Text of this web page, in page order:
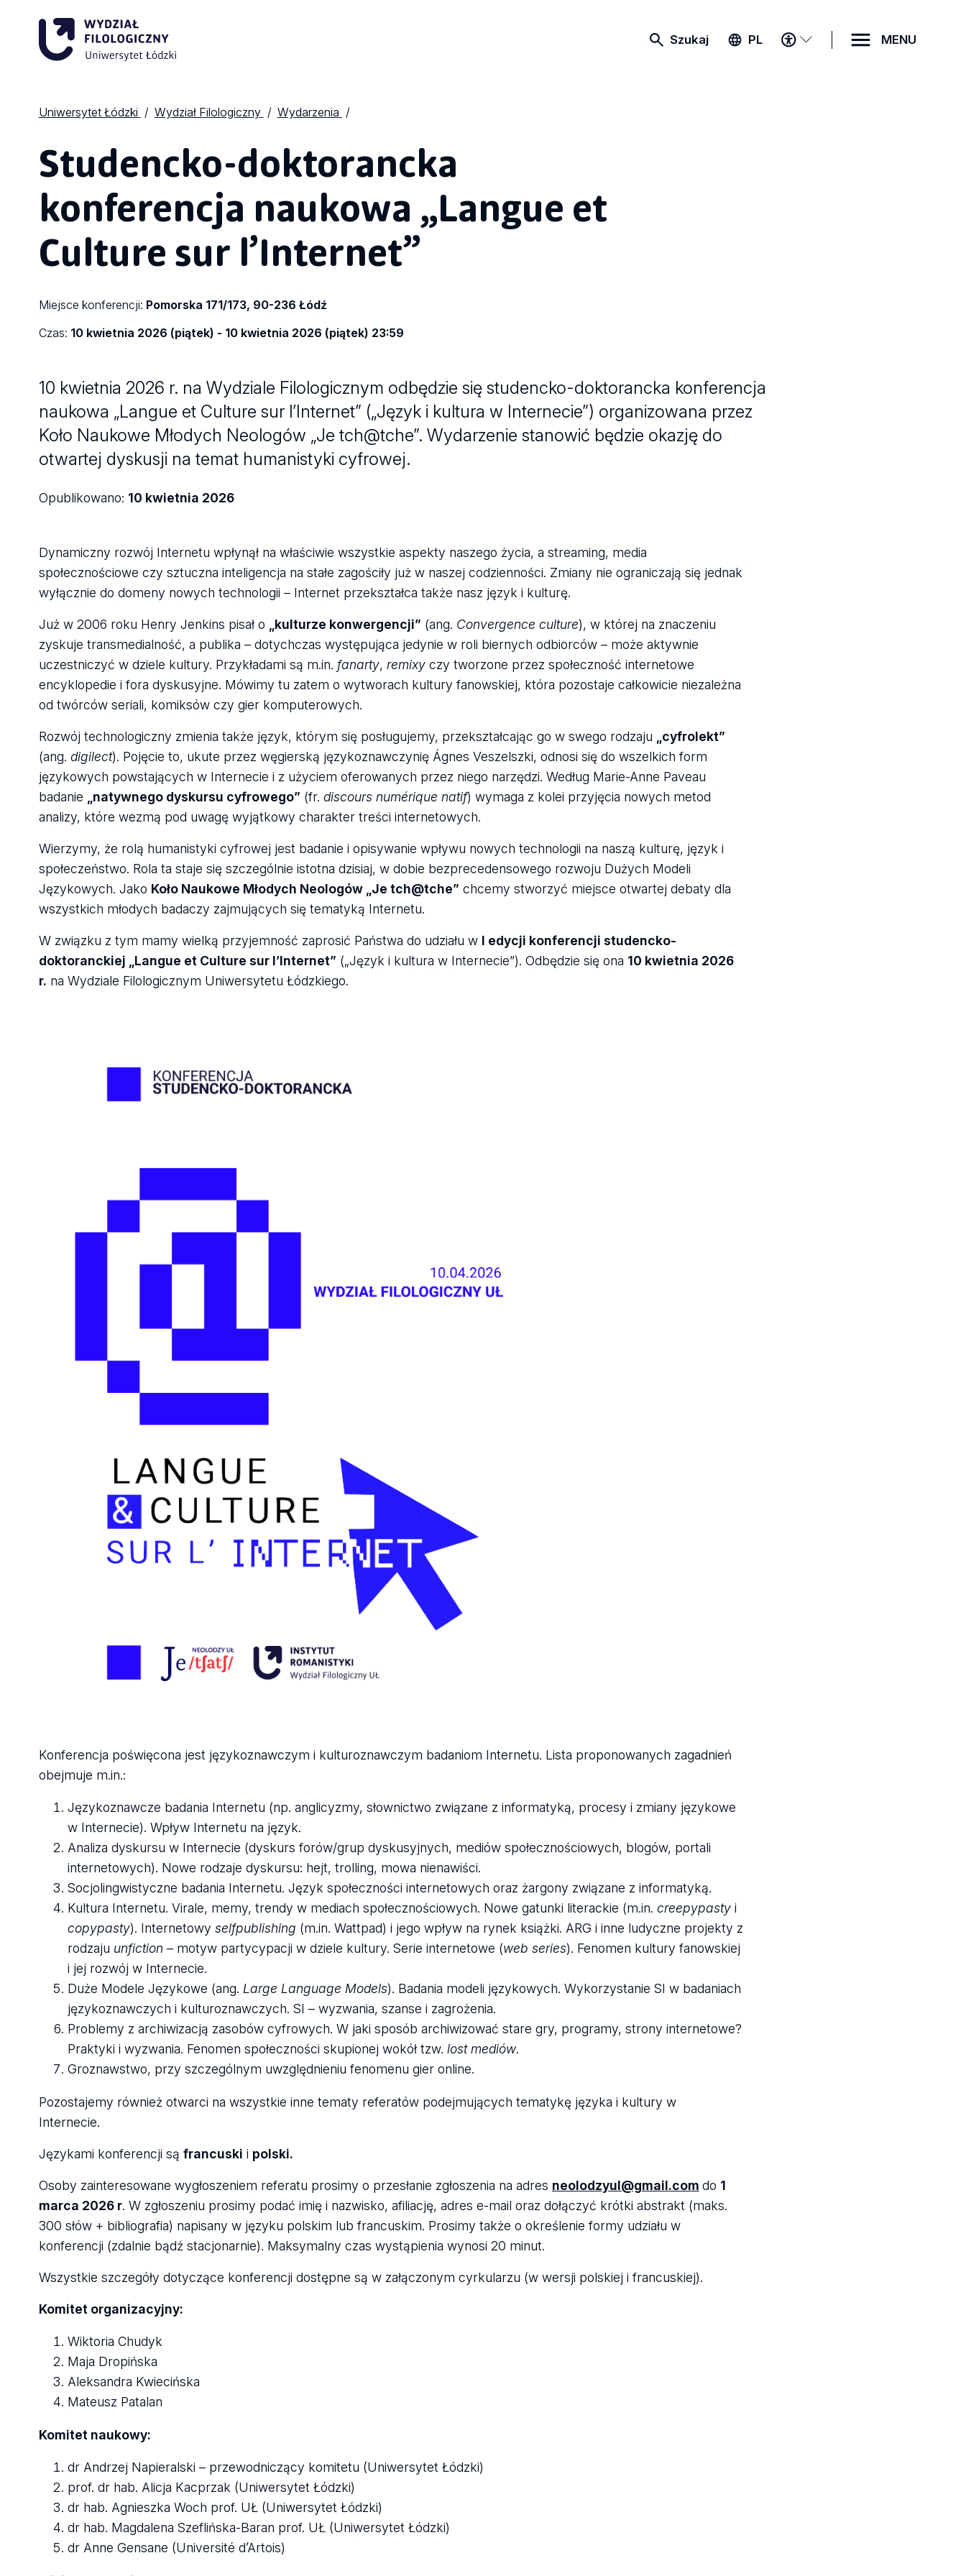
Szukaj PL
MENU
DOSTĘPNOŚCI
MENU
Uniwersytet Łódzki Wydział Filologiczny Wydarzenia
Studencko-doktorancka
konferencja naukowa „Langue et
Culture sur l’Internet”
Miejsce konferencji: Pomorska 171/173, 90-236 Łódź
Czas: 10 kwietnia 2026 (piątek) - 10 kwietnia 2026 (piątek) 23:59
10 kwietnia 2026 r. na Wydziale Filologicznym odbędzie się studencko-doktorancka konferencja
naukowa „Langue et Culture sur l’Internet” („Język i kultura w Internecie”) organizowana przez
Koło Naukowe Młodych Neologów „Je tch@tche”. Wydarzenie stanowić będzie okazję do
otwartej dyskusji na temat humanistyki cyfrowej.
Opublikowano: 10 kwietnia 2026
Dynamiczny rozwój Internetu wpłynął na właściwie wszystkie aspekty naszego życia, a streaming, media
społecznościowe czy sztuczna inteligencja na stałe zagościły już w naszej codzienności. Zmiany nie ograniczają się jednak
wyłącznie do domeny nowych technologii – Internet przekształca także nasz język i kulturę.
Już w 2006 roku Henry Jenkins pisał o „kulturze konwergencji” (ang. Convergence culture), w której na znaczeniu
zyskuje transmedialność, a publika – dotychczas występująca jedynie w roli biernych odbiorców – może aktywnie
uczestniczyć w dziele kultury. Przykładami są m.in. fanarty, remixyczy tworzone przez społeczność internetowe
encyklopedie i fora dyskusyjne. Mówimy tu zatem o wytworach kultury fanowskiej, która pozostaje całkowicie niezależna
od twórców seriali, komiksów czy gier komputerowych.
Rozwój technologiczny zmienia także język, którym się posługujemy, przekształcając go w swego rodzaju „cyfrolekt”
(ang. digilect). Pojęcie to, ukute przez węgierską językoznawczynię Ágnes Veszelszki, odnosi się do wszelkich form
językowych powstających w Internecie i z użyciem oferowanych przez niego narzędzi. Według Marie-Anne Paveau
badanie „natywnego dyskursu cyfrowego” (fr. discours numérique natif) wymaga z kolei przyjęcia nowych metod
analizy, które wezmą pod uwagę wyjątkowy charakter treści internetowych.
Wierzymy, że rolą humanistyki cyfrowej jest badanie i opisywanie wpływu nowych technologii na naszą kulturę, język i
społeczeństwo. Rola ta staje się szczególnie istotna dzisiaj, w dobie bezprecedensowego rozwoju Dużych Modeli
Językowych. Jako Koło Naukowe Młodych Neologów „Je tch@tche” chcemy stworzyć miejsce otwartej debaty dla
wszystkich młodych badaczy zajmujących się tematyką Internetu.
W związku z tym mamy wielką przyjemność zaprosić Państwa do udziału w I edycji konferencji studencko-
doktoranckiej „Langue et Culture sur l’Internet” („Język i kultura w Internecie”). Odbędzie się ona 10 kwietnia 2026
r. na Wydziale Filologicznym Uniwersytetu Łódzkiego.
Konferencja poświęcona jest językoznawczym i kulturoznawczym badaniom Internetu. Lista proponowanych zagadnień
obejmuje m.in.:
Językoznawcze badania Internetu (np. anglicyzmy, słownictwo związane z informatyką, procesy i zmiany językowe
w Internecie). Wpływ Internetu na język.
Analiza dyskursu w Internecie (dyskurs forów/grup dyskusyjnych, mediów społecznościowych, blogów, portali
internetowych). Nowe rodzaje dyskursu: hejt, trolling, mowa nienawiści.
Socjolingwistyczne badania Internetu. Język społeczności internetowych oraz żargony związane z informatyką.
Kultura Internetu. Virale, memy, trendy w mediach społecznościowych. Nowe gatunki literackie (m.in. creepypastyi
copypasty). Internetowy selfpublishing (m.in. Wattpad) i jego wpływ na rynek książki. ARG i inne ludyczne projekty z
rodzaju unfiction – motyw partycypacji w dziele kultury. Serie internetowe (web series). Fenomen kultury fanowskiej
i jej rozwój w Internecie.
Duże Modele Językowe (ang. Large Language Models). Badania modeli językowych. Wykorzystanie SI w badaniach
językoznawczych i kulturoznawczych. SI – wyzwania, szanse i zagrożenia.
Problemy z archiwizacją zasobów cyfrowych. W jaki sposób archiwizować stare gry, programy, strony internetowe?
Praktyki i wyzwania. Fenomen społeczności skupionej wokół tzw. lost mediów.
Groznawstwo, przy szczególnym uwzględnieniu fenomenu gier online.
Pozostajemy również otwarci na wszystkie inne tematy referatów podejmujących tematykę języka i kultury w
Internecie.
Językami konferencji są francuski i polski.
Osoby zainteresowane wygłoszeniem referatu prosimy o przesłanie zgłoszenia na adres neolodzyul@gmail.com do 1
marca 2026 r. W zgłoszeniu prosimy podać imię i nazwisko, afiliację, adres e-mail oraz dołączyć krótki abstrakt (maks.
300 słów + bibliografia) napisany w języku polskim lub francuskim. Prosimy także o określenie formy udziału w
konferencji (zdalnie bądź stacjonarnie). Maksymalny czas wystąpienia wynosi 20 minut.
Wszystkie szczegóły dotyczące konferencji dostępne są w załączonym cyrkularzu (w wersji polskiej i francuskiej).
Komitet organizacyjny:
Wiktoria Chudyk
Maja Dropińska
Aleksandra Kwiecińska
Mateusz Patalan
Komitet naukowy:
dr Andrzej Napieralski – przewodniczący komitetu (Uniwersytet Łódzki)
prof. dr hab. Alicja Kacprzak (Uniwersytet Łódzki)
dr hab. Agnieszka Woch prof. UŁ (Uniwersytet Łódzki)
dr hab. Magdalena Szeflińska-Baran prof. UŁ (Uniwersytet Łódzki)
dr Anne Gensane (Université d’Artois)